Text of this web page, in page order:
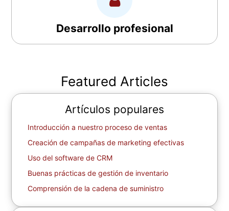
Desarrollo profesional
Featured Articles
Artículos populares
Introducción a nuestro proceso de ventas
Creación de campañas de marketing efectivas
Uso del software de CRM
Buenas prácticas de gestión de inventario
Comprensión de la cadena de suministro